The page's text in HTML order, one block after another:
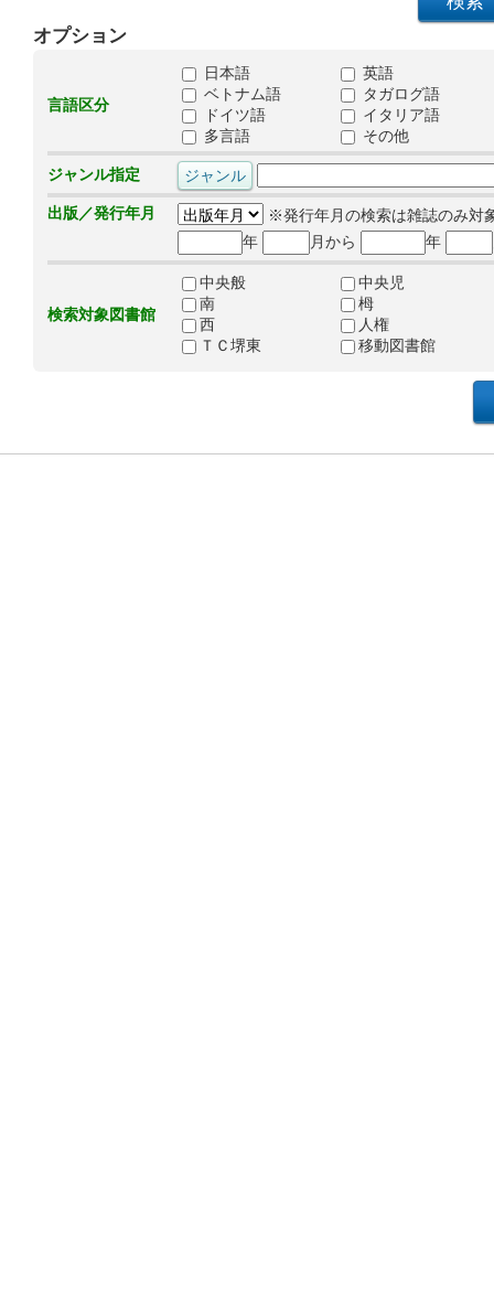
オプション
言語区分
日本語
英語
ベトナム語
タガログ語
ドイツ語
イタリア語
多言語
その他
ジャンル指定
出版／発行年月
※発行年月の検索は雑誌のみ対
年
月から 年
検索対象図書館
中央般
中央児
南
栂
西
人権
ＴＣ堺東
移動図書館